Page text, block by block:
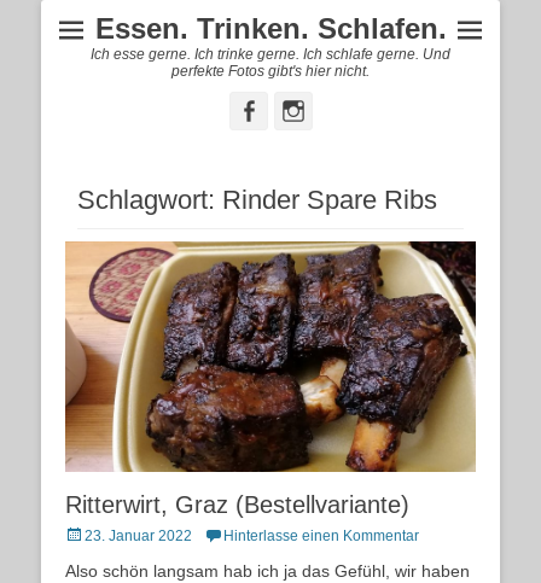
Essen. Trinken. Schlafen.
Ich esse gerne. Ich trinke gerne. Ich schlafe gerne. Und
perfekte Fotos gibt's hier nicht.
FacebookInstagram
Schlagwort: Rinder Spare Ribs
Ritterwirt, Graz (Bestellvariante)
Posted
23. Januar 2022 Hinterlasse einen Kommentar
Also schön langsam hab ich ja das Gefühl, wir haben